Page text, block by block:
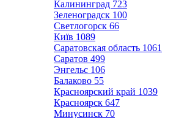
Калининград 723
Зеленоградск 100
Светлогорск 66
Київ 1089
Саратовская область 1061
Саратов 499
Энгельс 106
Балаково 55
Красноярский край 1039
Красноярск 647
Минусинск 70